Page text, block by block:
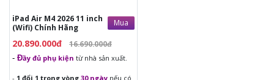
iPad Air M4 2026 11 inch
(Wifi) Chính Hãng
Mua
20.890.000đ 16.690.000đ
- Đầy đủ phụ kiện từ nhà sản xuất.
- 1 đổi 1 trong vòng 30 ngày nếu có